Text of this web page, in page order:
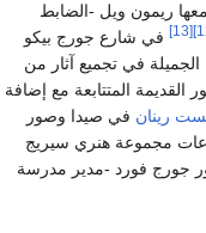
ريمون ويل -الضابط
[13]
في شارع جورج بيكو
الجميلة في تجميع آثار من
المتتابعة مع إضافة
رينان في صيدا وصور
مجموعة هنري سيريج
جورج فورد -مدير مدرسة